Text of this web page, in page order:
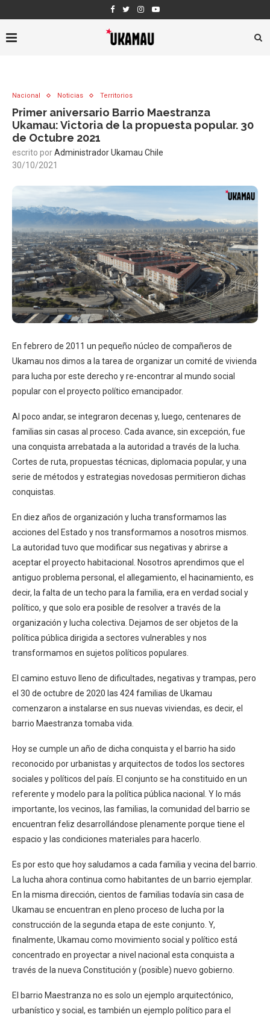
Nacional Noticias Territorios
Primer aniversario Barrio Maestranza
Ukamau: Victoria de la propuesta popular. 30
de Octubre 2021
escrito porAdministrador Ukamau Chile
30/10/2021
En febrero de 2011 un pequeño núcleo de compañeros de
Ukamau nos dimos a la tarea de organizar un comité de vivienda
para lucha por este derecho y re-encontrar al mundo social
popular con el proyecto político emancipador.
Al poco andar, se integraron decenas y, luego, centenares de
familias sin casas al proceso. Cada avance, sin excepción, fue
una conquista arrebatada a la autoridad a través de la lucha.
Cortes de ruta, propuestas técnicas, diplomacia popular, y una
serie de métodos y estrategias novedosas permitieron dichas
conquistas.
En diez años de organización y lucha transformamos las
acciones del Estado y nos transformamos a nosotros mismos.
La autoridad tuvo que modificar sus negativas y abrirse a
aceptar el proyecto habitacional. Nosotros aprendimos que el
antiguo problema personal, el allegamiento, el hacinamiento, es
decir, la falta de un techo para la familia, era en verdad social y
político, y que solo era posible de resolver a través de la
organización y lucha colectiva. Dejamos de ser objetos de la
política pública dirigida a sectores vulnerables y nos
transformamos en sujetos políticos populares.
El camino estuvo lleno de dificultades, negativas y trampas, pero
el 30 de octubre de 2020 las 424 familias de Ukamau
comenzaron a instalarse en sus nuevas viviendas, es decir, el
barrio Maestranza tomaba vida.
Hoy se cumple un año de dicha conquista y el barrio ha sido
reconocido por urbanistas y arquitectos de todos los sectores
sociales y políticos del país. El conjunto se ha constituido en un
referente y modelo para la política pública nacional. Y lo más
importante, los vecinos, las familias, la comunidad del barrio se
encuentran feliz desarrollándose plenamente porque tiene el
espacio y las condiciones materiales para hacerlo.
Es por esto que hoy saludamos a cada familia y vecina del barrio.
La lucha ahora continua como habitantes de un barrio ejemplar.
En la misma dirección, cientos de familias todavía sin casa de
Ukamau se encuentran en pleno proceso de lucha por la
construcción de la segunda etapa de este conjunto. Y,
finalmente, Ukamau como movimiento social y político está
concentrado en proyectar a nivel nacional esta conquista a
través de la nueva Constitución y (posible) nuevo gobierno.
El barrio Maestranza no es solo un ejemplo arquitectónico,
urbanístico y social, es también un ejemplo político para el